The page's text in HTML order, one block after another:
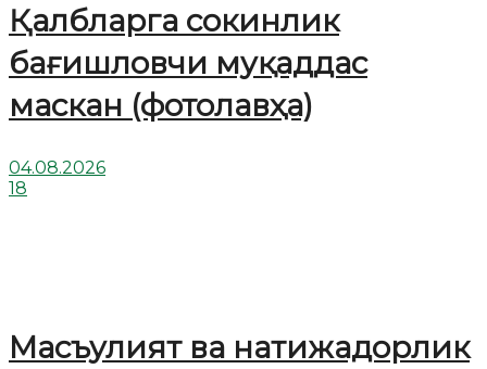
Қалбларга сокинлик
бағишловчи муқаддас
маскан (фотолавҳа)
04.08.2026
18
Масъулият ва натижадорлик